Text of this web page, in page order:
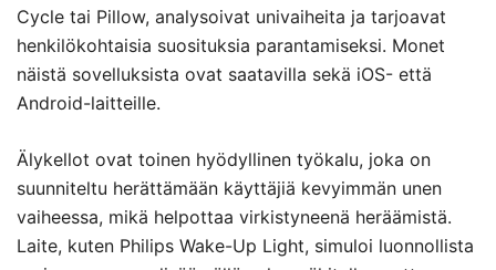
Cycle tai Pillow, analysoivat univaiheita ja tarjoavat
henkilökohtaisia suosituksia parantamiseksi. Monet
näistä sovelluksista ovat saatavilla sekä iOS- että
Android-laitteille.
Älykellot ovat toinen hyödyllinen työkalu, joka on
suunniteltu herättämään käyttäjiä kevyimmän unen
vaiheessa, mikä helpottaa virkistyneenä heräämistä.
Laite, kuten Philips Wake-Up Light, simuloi luonnollista